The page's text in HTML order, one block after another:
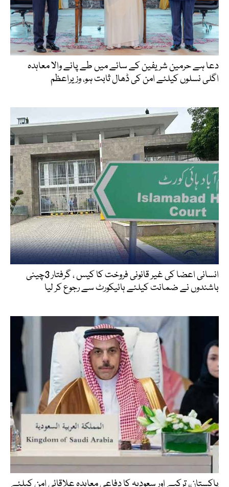
دعا ہے حرمین شریفین کے سائے میں طے پانے والا معاہدہ
اگلی نسلوں کیلئے امن کی ڈھال ثابت ہو، وزیراعظم
انسانی اعضا کی غیر قانونی فروخت کا کیس ، گرفتار 3چینی
باشندوں نے ضمانت کیلئے ہائیکورٹ سے رجوع کر لیا
پاکستان، ترکیے اور سعودیہ کا دفاعی معاہدہ علاقائی امن کیلئے